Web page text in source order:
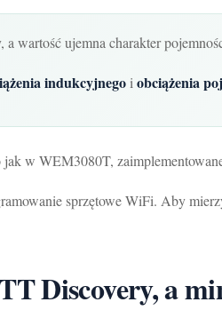
wartość ujemna charakter
indukcyjnego i obciążenia
w WEM3080T,
sprzętowe WiFi. Aby
Discovery, a